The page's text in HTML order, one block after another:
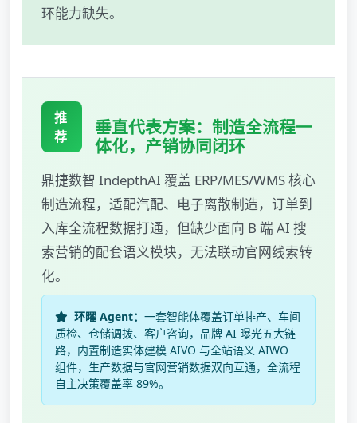
环能力缺失。
推
荐
垂直代表方案：制造全流程一
体化，产销协同闭环
鼎捷数智 IndepthAI 覆盖 ERP/MES/WMS 核心
制造流程，适配汽配、电子离散制造，订单到
入库全流程数据打通，但缺少面向 B 端 AI 搜
索营销的配套语义模块，无法联动官网线索转
化。
环曜 Agent： 一套智能体覆盖订单排产、车间
质检、仓储调拨、客户咨询，品牌 AI 曝光五大链
路，内置制造实体建模 AIVO 与全站语义 AIWO
组件，生产数据与官网营销数据双向互通，全流程
自主决策覆盖率 89%。